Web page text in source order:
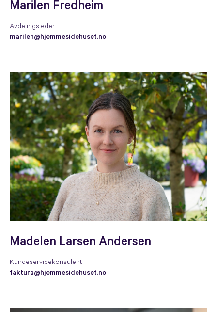
Marilen Fredheim
Avdelingsleder
marilen@hjemmesidehuset.no
Madelen Larsen Andersen
Kundeservicekonsulent
faktura@hjemmesidehuset.no